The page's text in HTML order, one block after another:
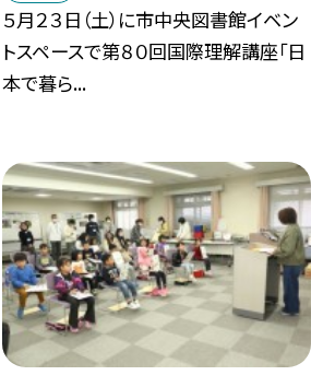
５月２３日（土）に市中央図書館イベン
トスペースで第８０回国際理解講座「日
本で暮ら...